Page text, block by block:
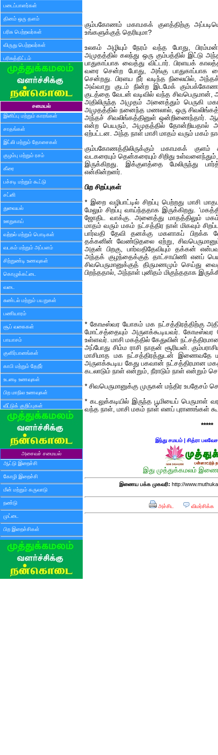
படைப்பாளர்கள்
தினம் ஒரு தளம்
பரிசு பெற்றவர்கள்
விருது பெற்றவர்கள்
பரிசுத்திட்டம்
சமையல்
இனிப்பு மற்றும் காரங்கள்
சாதங்கள்
இட்லி மற்றும் தோசைகள்
குழம்பு மற்றும் ரசம்
கீரை
பச்சடி மற்றும் கூட்டு
சட்னி
துவையல்
ஊறுகாய்
வற்றல் மற்றும் பொடிகள்
வடகம் மற்றும் அப்பளம்
சிற்றுண்டி உணவுகள்
கொழுக்கட்டை
வடை
சுண்டல் மற்றும் பயறுகள்
பணியாரம்
சூப் வகைகள்
பாயாசம்
குளிர்பானங்கள்
காபி மற்றும் தேநீர்
உடனடி உணவுகள்
பிற மாநில உணவுகள்
வீட்டுக் குறிப்புகள்
அசைவச் சமையல்
ஆட்டு இறைச்சி
கோழி இறைச்சி
மீன் மற்றும் கருவாடு
நண்டு
முட்டை
பிற இறைச்சிகள்
கும்பகோணம் மகாமகக் குளத்திற்கு
உங்களுக்குத் தெரியுமா?
உலகம் அழியும் நேரம் வந்த போது,
அமுதத்தில் கலந்து ஒரு கும்பத்தில் இட்டு
பாதுகாப்பாக வைத்து விட்டார். பிரளயக்
வரை சென்ற போது, அங்கு பாதுகாப்பாக
சென்றது. பிரளய நீர் வடிந்த நிலையில்,
அவ்வாறு குடம் நின்ற இடமேக்
குடத்தை வேடன் வடிவில் வந்த
அதிலிருந்த அமுதம் அனைத்தும் பெருகி
அமுதத்தில் நனைந்த மணலால், ஒரு
அந்தச் சிவலிங்கத்தினுள் ஒன்றிணைந்தார்.
என்ற பெயரும், அமுதத்தில் தோன்றியதால்
ஏற்பட்டன. அந்த நாள் மாசி மாதம் வரும் மகம்
கும்பகோணத்திலிருக்கும் மகாமகக் குளம்
வடகரையும் தென்கரையும் சிறிது உள்வளைந்தும்,
இருக்கிறது. இக்குளத்தை மேலிருந்து
என்கின்றனர்.
பிற சிறப்புகள்
* இறை வழிபாட்டில் சிறப்பு பெற்றது மாசி
மேலும் சிறப்பு வாய்ந்ததாக இருக்கிறது.
ஜோதிட வாக்கு. அனைத்து மாதத்திலும் மகம்
மாதம் வரும் மகம் நட்சத்திர நாள் மிகவும்
பார்வதி தேவி தனக்கு மகளாகப் பிறக்க
தக்கனின் வேண்டுதலை ஏற்று,
அதன் பிறகு, பார்வதிதேவியும் தக்கன்
அந்தக் குழந்தைக்குத் தாட்சாயிணி எனப்
சிவபெருமானுக்குத் திருமணமும் செய்து
பிறந்ததால், அந்நாள் புனிதம் மிகுந்ததாக
* கோடீஸ்வர யோகம் மக நட்சத்திரத்திற்கு
மோட்சத்தையும் அருளக்கூடியவர்.
உள்ளவர். மாசி மகத்தில் கேதுவின்
அப்போது சிம்ம ராசி நாதன் சூரியன்.
மாசிமாத மக நட்சத்திரத்துடன் இணைவதே
அருளக்கூடிய கேது பகவான் நட்சத்திரமான
கடலாடும் நாள் என்றும், நீராடும் நாள் என்றும்
* சிவபெருமானுக்கு முருகன் மந்திர உபதேசம்
* கடலுக்கடியில் இருந்த பூமியைப்
வந்த நாள், மாசி மகம் நாள் எனப் புராணங்கள்
*****
இந்து சமயம்| சித்ரா
இது முத்துக்கமலம்
இணைய பக்க முகவரி: http://
அச்சிட விமர்சிக்க